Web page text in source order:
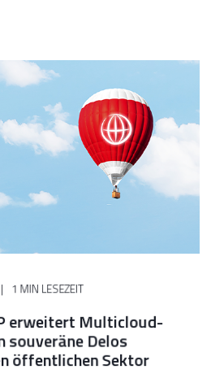
1 MIN LESEZEIT
erweitert Multicloud-
Delos
öffentlichen Sektor